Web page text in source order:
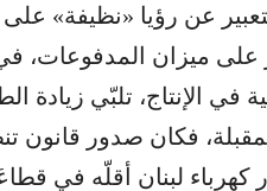
عن رؤيا «نظيفة»
على ميزان المدفوعات،
في الإنتاج، تلبّي زيادة
فكان صدور قانون
كهرباء لبنان أقلّه في